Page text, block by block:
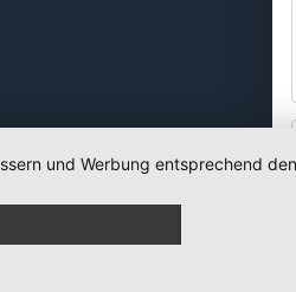
und Werbung entsprechend